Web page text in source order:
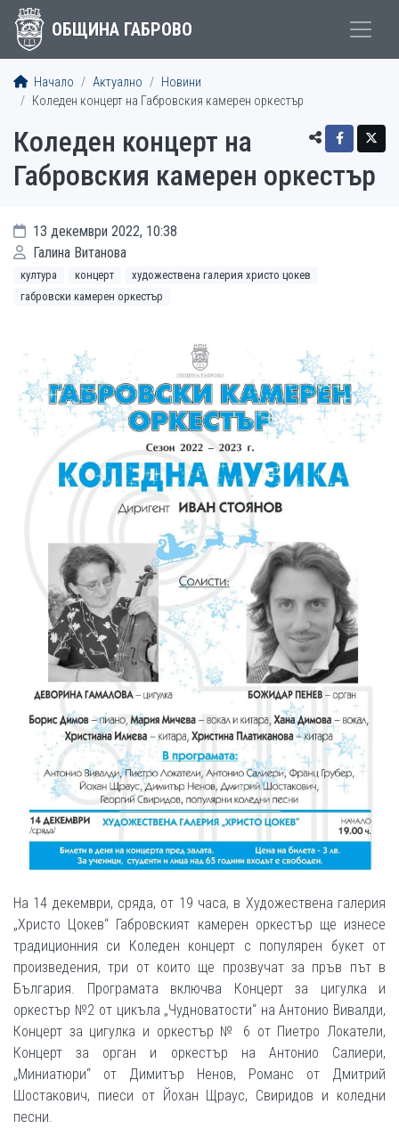
ОБЩИНА ГАБРОВО
Начало Актуално
Новини
Коледен концерт на Габровския камерен оркестър
Коледен концерт на
Габровския камерен оркестър
13 декември 2022, 10:38
Галина Витанова
култура концерт
художествена галерия христо цокев
габровски камерен оркестър
На 14 декември, сряда, от 19 часа, в Художествена галерия
„Христо Цокев“ Габровският камерен оркестър ще изнесе
традиционния си Коледен концерт с популярен букет от
произведения, три от които ще прозвучат за пръв път в
България. Програмата включва Концерт за цигулка и
оркестър №2 от цикъла „Чудноватости“ на Антонио Вивалди,
Концерт за цигулка и оркестър № 6 от Пиетро Локатели,
Концерт за орган и оркестър на Антонио Салиери,
„Миниатюри“ от Димитър Ненов, Романс от Дмитрий
Шостакович, пиеси от Йохан Щраус, Свиридов и коледни
песни.